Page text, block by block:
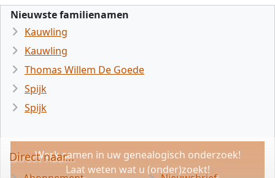
Nieuwste familienamen
Kauwling
Kauwling
Thomas Willem De Goede
Spijk
Spijk
Werk samen in uw genealogisch onderzoek!
Laat weten wat u (onder)zoekt!
Direct naar...